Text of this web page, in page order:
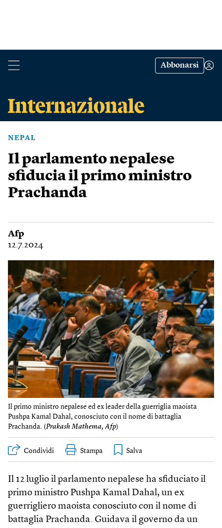
Abbonarsi
NEPAL
Il parlamento nepalese
sfiducia il primo ministro
Prachanda
Afp
12.7.2024
Il primo ministro nepalese ed ex leader della guerriglia maoista
Pushpa Kamal Dahal, conosciuto con il nome di battaglia
Prachanda. (Prakash Mathema, Afp)
Condividi Stampa
Il 12 luglio il parlamento nepalese ha sfiduciato il
primo ministro Pushpa Kamal Dahal, un ex
guerrigliero maoista conosciuto con il nome di
battaglia Prachanda. Guidava il governo da un